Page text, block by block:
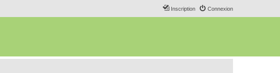
Connexion
Inscription